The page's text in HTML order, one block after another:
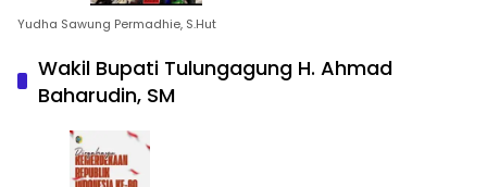
Yudha Sawung Permadhie, S.Hut
Wakil Bupati Tulungagung H. Ahmad
Baharudin, SM